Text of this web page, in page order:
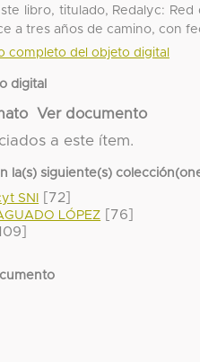
libro, titulado, Redalyc:
a tres años de camino, con
completo del objeto digital
digital
Ver documento
a este ítem.
la(s) siguiente(s)
SNI
[72]
LÓPEZ [76]